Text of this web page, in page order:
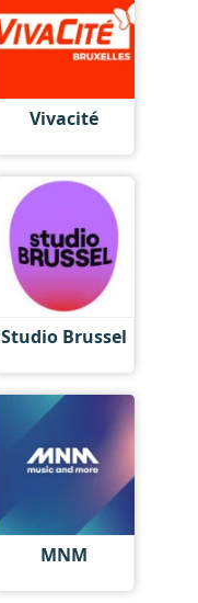
Vivacité
Studio Brussel
MNM